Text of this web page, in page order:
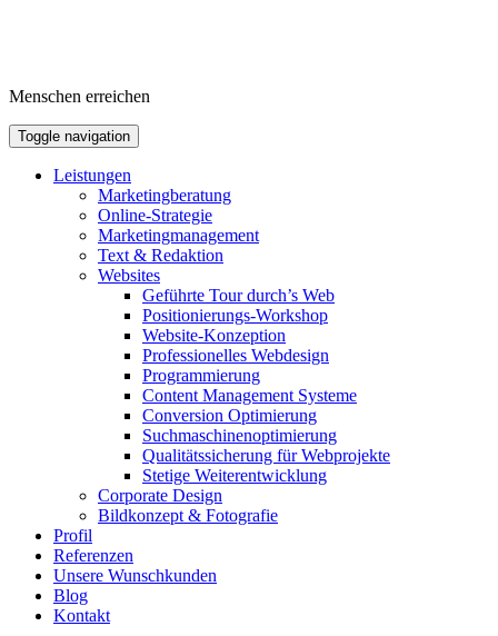
Menschen erreichen
Toggle navigation
Leistungen
Marketingberatung
Online-Strategie
Marketingmanagement
Text & Redaktion
Websites
Geführte Tour durch’s Web
Positionierungs-Workshop
Website-Konzeption
Professionelles Webdesign
Programmierung
Content Management Systeme
Conversion Optimierung
Suchmaschinenoptimierung
Qualitätssicherung für Webprojekte
Stetige Weiterentwicklung
Corporate Design
Bildkonzept & Fotografie
Profil
Referenzen
Unsere Wunschkunden
Blog
Kontakt